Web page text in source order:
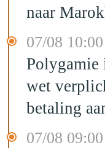
naar
07/08 10:00
Polygamie
wet
betaling
07/08 09:00